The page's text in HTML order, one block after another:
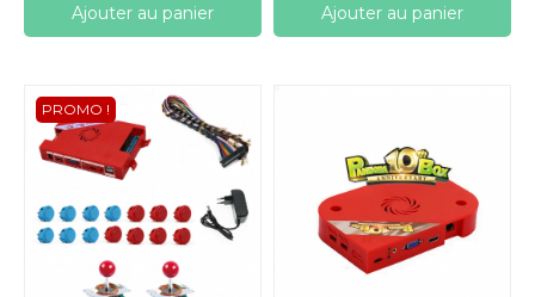
Ajouter au panier Ajouter au panier
PROMO !